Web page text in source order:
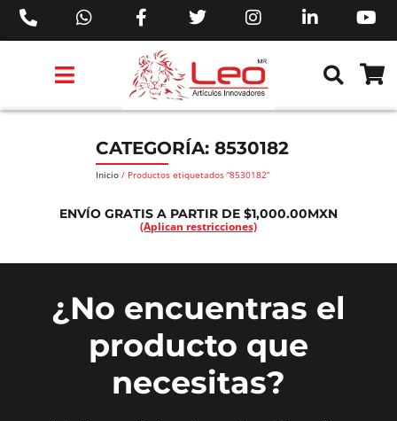
CATEGORÍA: 8530182
Inicio / Productos etiquetados “8530182”
ENVÍO GRATIS A PARTIR DE $1,000.00MXN
(Aplican restricciones)
¿No encuentras el
producto que
necesitas?